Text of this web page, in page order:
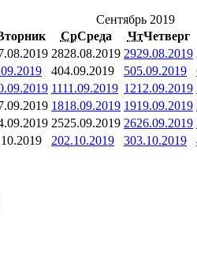
Сентябрь 2019
СрСреда ЧтЧетверг
2828.08.2019 2929.08.2019
404.09.2019 505.09.2019
1111.09.2019 1212.09.2019
1818.09.2019 1919.09.2019
2525.09.2019 2626.09.2019
202.10.2019 303.10.2019